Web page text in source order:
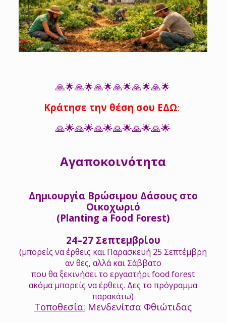
🙏🌟🙏🌟🙏🌟🙏🌟🙏🌟🙏🌟
Κράτησε την θέση σου ΕΔΩ:
🙏🌟🙏🌟🙏🌟🙏🌟🙏🌟🙏🌟
Αγαποκοινότητα
Δημιουργία Βρώσιμου Δάσους στο
Οικοχωριό
(Planting a Food Forest)
24–27 Σεπτεμβρίου
(μπορείς να έρθεις και Παρασκευή 25 Σεπτέμβρη
αν θες, αλλά και Σάββατο
που θα ξεκινήσει το εργαστήρι food forest
ακόμα μπορείς να έρθεις. Δες το πρόγραμμα
παρακάτω)
Τοποθεσία: Μενδενίτσα Φθιώτιδας